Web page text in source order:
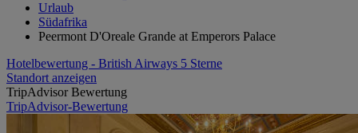
Urlaub
Südafrika
Peermont D'Oreale Grande at Emperors Palace
Hotelbewertung - British Airways 5 Sterne
Standort anzeigen
TripAdvisor Bewertung
TripAdvisor-Bewertung